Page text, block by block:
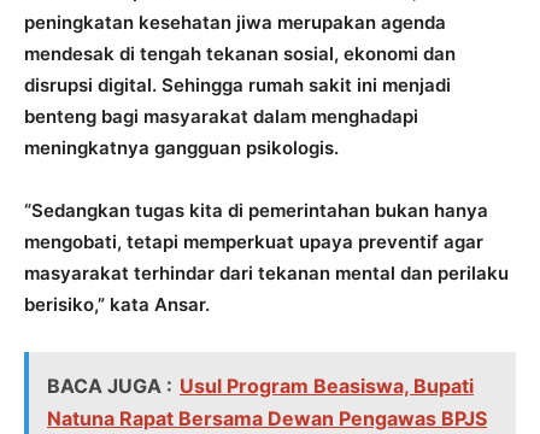
peningkatan kesehatan jiwa merupakan agenda
mendesak di tengah tekanan sosial, ekonomi dan
disrupsi digital. Sehingga rumah sakit ini menjadi
benteng bagi masyarakat dalam menghadapi
meningkatnya gangguan psikologis.
“Sedangkan tugas kita di pemerintahan bukan hanya
mengobati, tetapi memperkuat upaya preventif agar
masyarakat terhindar dari tekanan mental dan perilaku
berisiko,” kata Ansar.
BACA JUGA : Usul Program Beasiswa, Bupati
Natuna Rapat Bersama Dewan Pengawas BPJS